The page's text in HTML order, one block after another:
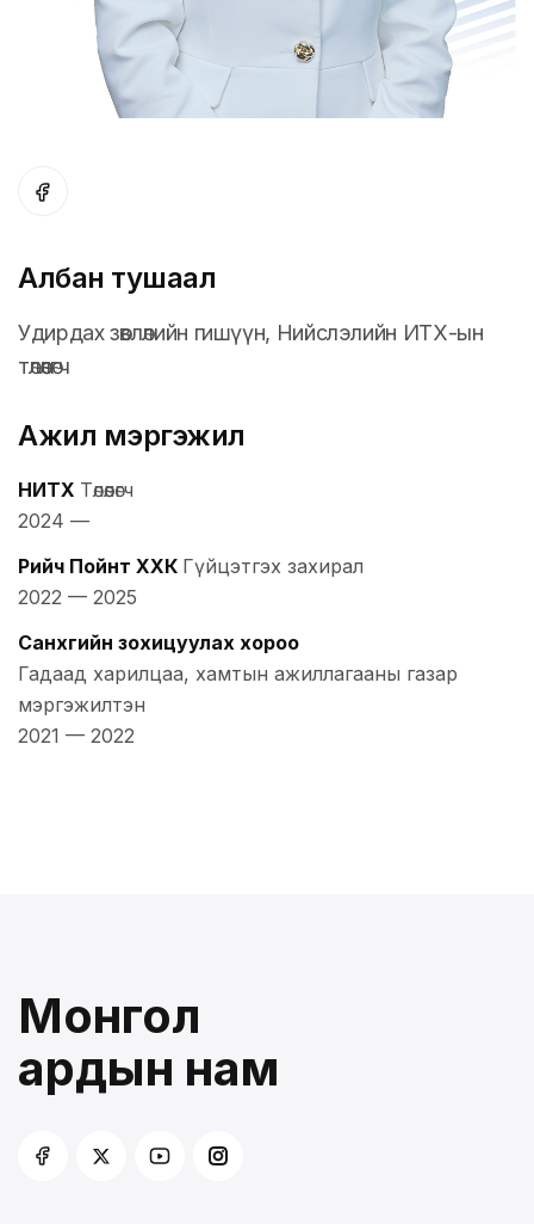
Албан тушаал
Удирдах зөвлөлийн гишүүн, Нийслэлийн ИТХ-ын
төлөөлөгч
Ажил мэргэжил
НИТХ Төлөөлөгч
2024 —
Рийч Пойнт ХХК Гүйцэтгэх захирал
2022 — 2025
Санхүүгийн зохицуулах хороо
Гадаад харилцаа, хамтын ажиллагааны газар
мэргэжилтэн
2021 — 2022
Монгол
ардын нам